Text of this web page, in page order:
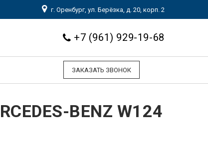
г. Оренбург, ул. Берёзка, д. 20, корп. 2
+7 (961) 929-19-68
ЗАКАЗАТЬ ЗВОНОК
BENZ W124